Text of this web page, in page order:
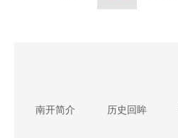
南开简介 历史回眸